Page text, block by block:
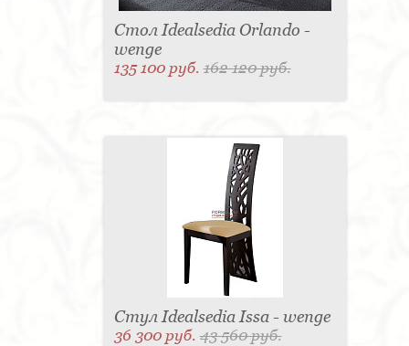
Стол Idealsedia Orlando -
wenge
135 100 руб.162 120 руб.
Стул Idealsedia Issa - wenge
36 300 руб.43 560 руб.